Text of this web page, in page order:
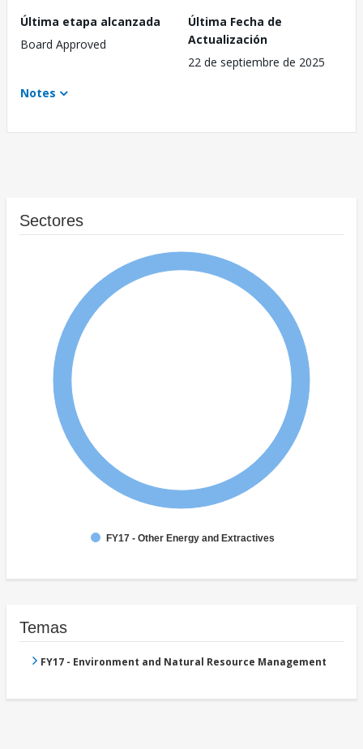
Última etapa alcanzada
Board Approved
Última Fecha de
Actualización
22 de septiembre de 2025
Notes
Sectores
FY17 - Other Energy and Extractives
Temas
FY17 - Environment and Natural Resource Management